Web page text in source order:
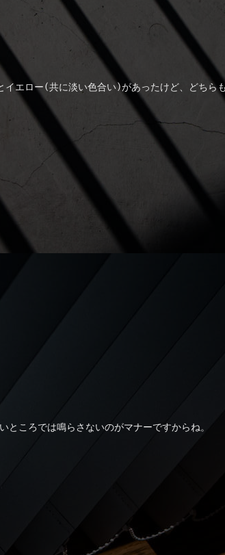
エロー(共に淡い色合い)があったけど、どちら
ころでは鳴らさないのがマナーですからね。